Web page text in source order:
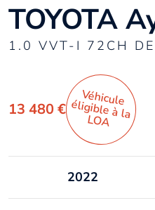
TOYOTA
1.0 VVT-I 72CH
13 480 €
Véhicule
éligible à la
LO
A
2022